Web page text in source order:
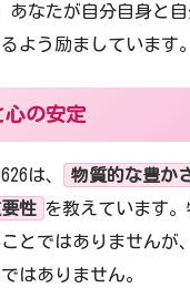
あなたが自分自身と自
よう励ましています。
心の安定
は、
物質的な豊か
性 を教えています
とではありませんが
はありません。